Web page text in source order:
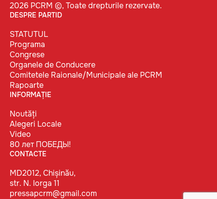
2026 PCRM ©, Toate drepturile rezervate.
DESPRE PARTID
STATUTUL
Programa
Congrese
Organele de Conducere
Comitetele Raionale/Municipale ale PCRM
Rapoarte
INFORMAȚIE
Noutăți
Alegeri Locale
Video
80 лет ПОБЕДЫ!
CONTACTE
MD2012, Chișinău,
str. N. Iorga 11
pressapcrm@gmail.com